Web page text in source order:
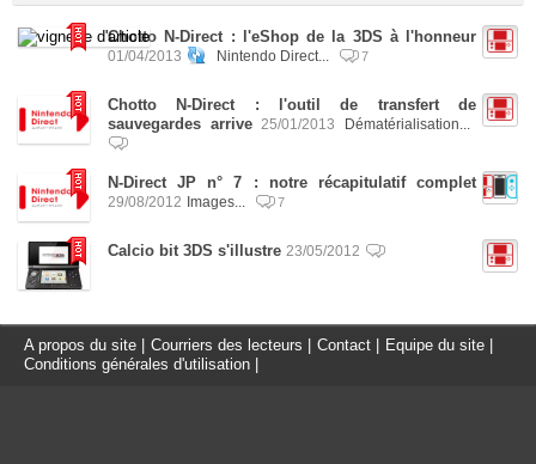
Chotto N-Direct : l'eShop de la 3DS à l'honneur
01/04/2013 Nintendo Direct... 7
Chotto N-Direct : l'outil de transfert de
sauvegardes arrive
25/01/2013 Dématérialisation...
N-Direct JP n° 7 : notre récapitulatif complet
29/08/2012 Images... 7
Calcio bit 3DS s'illustre 23/05/2012
A propos du site Courriers des lecteurs Contact Equipe du site
Conditions générales d'utilisation